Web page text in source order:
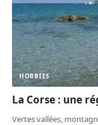
HOBBIES
La Corse : une
Vertes vallées,